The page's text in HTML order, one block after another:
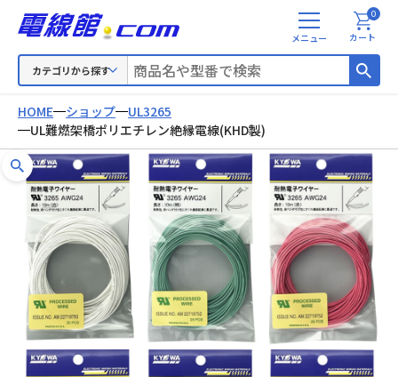
カテゴリから探す
メ
ニ
カート
0
HOME ショップ
UL3265
UL難燃架橋ポリエチレン絶縁電線(KHD製)